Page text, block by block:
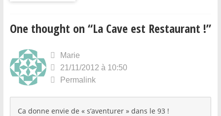
One thought on “La Cave est Restaurant !”
Marie
21/11/2012 à 10:50
Permalink
Ca donne envie de « s’aventurer » dans le 93 !